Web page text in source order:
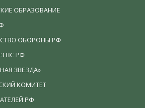
ОБРАЗОВАНИЕ
ОБОРОНЫ РФ
ВС РФ
ЗВЕЗДА»
КОМИТЕТ
РФ